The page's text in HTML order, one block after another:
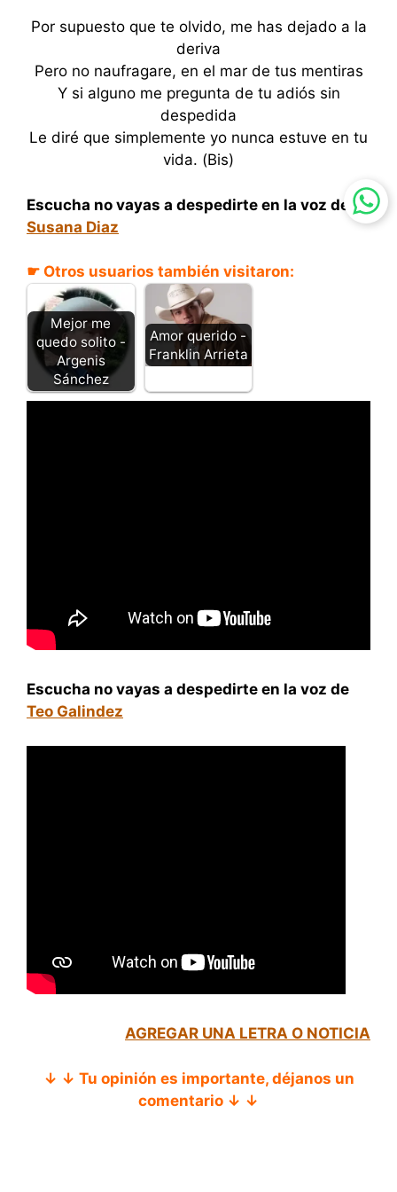
Por supuesto que te olvido, me has dejado a la
deriva
Pero no naufragare, en el mar de tus mentiras
Y si alguno me pregunta de tu adiós sin
despedida
Le diré que simplemente yo nunca estuve en tu
vida. (Bis)
Escucha no vayas a despedirte en la voz de
Susana Diaz
☛ Otros usuarios también visitaron:
Mejor me
quedo solito -
Argenis
Sánchez
Amor querido -
Franklin Arrieta
Escucha no vayas a despedirte en la voz de
Teo Galindez
AGREGAR UNA LETRA O NOTICIA
↓ ↓ Tu opinión es importante, déjanos un
comentario ↓ ↓